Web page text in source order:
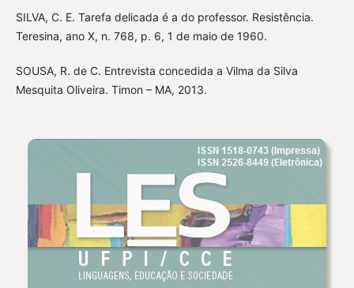
SILVA, C. E. Tarefa delicada é a do professor. Resistência.
Teresina, ano X, n. 768, p. 6, 1 de maio de 1960.
SOUSA, R. de C. Entrevista concedida a Vilma da Silva
Mesquita Oliveira. Timon – MA, 2013.